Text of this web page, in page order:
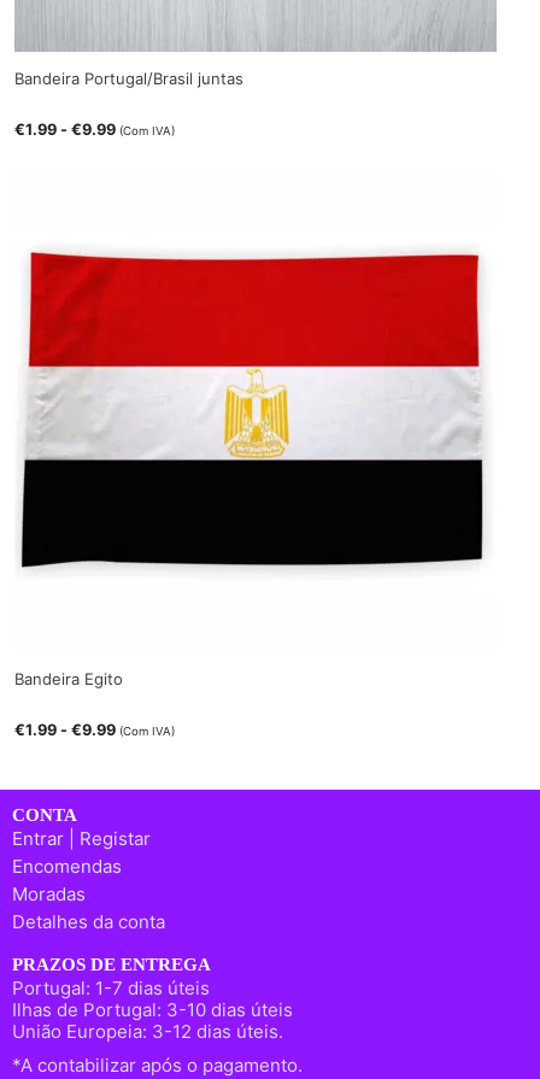
Bandeira Portugal/Brasil juntas
€1.99 -€9.99 (Com IVA)
Bandeira Egito
€1.99 -€9.99 (Com IVA)
CONTA
Entrar | Registar
Encomendas
Moradas
Detalhes da conta
PRAZOS DE ENTREGA
Portugal: 1-7 dias úteis
Ilhas de Portugal: 3-10 dias úteis
União Europeia: 3-12 dias úteis.
*A contabilizar após o pagamento.